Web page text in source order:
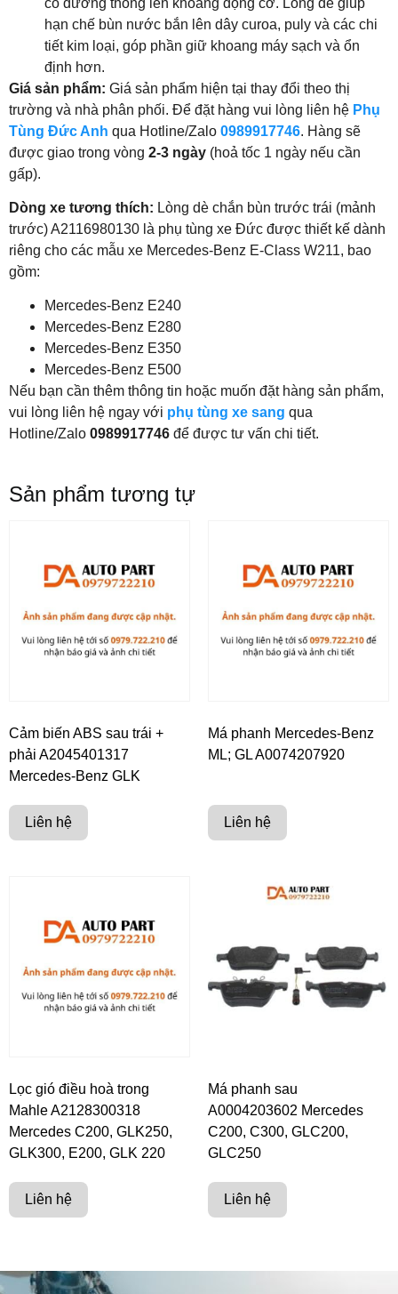
hạn chế bùn nước bắn lên dây curoa, puly và các chi
tiết kim loại, góp phần giữ khoang máy sạch và ổn
định hơn.
Giá sản phẩm: Giá sản phẩm hiện tại thay đổi theo thị
trường và nhà phân phối. Để đặt hàng vui lòng liên hệ Phụ
Tùng Đức Anh qua Hotline/Zalo 0989917746. Hàng sẽ
được giao trong vòng 2-3 ngày (hoả tốc 1 ngày nếu cần
gấp).
Dòng xe tương thích: Lòng dè chắn bùn trước trái (mảnh
trước) A2116980130 là phụ tùng xe Đức được thiết kế dành
riêng cho các mẫu xe Mercedes-Benz E-Class W211, bao
gồm:
Mercedes-Benz E240
Mercedes-Benz E280
Mercedes-Benz E350
Mercedes-Benz E500
Nếu bạn cần thêm thông tin hoặc muốn đặt hàng sản phẩm,
vui lòng liên hệ ngay với phụ tùng xe sang qua
Hotline/Zalo 0989917746 để được tư vấn chi tiết.
Sản phẩm tương tự
Cảm biến ABS sau trái +
phải A2045401317
Mercedes-Benz GLK
Liên hệ
Má phanh Mercedes-Benz
ML; GL A0074207920
Liên hệ
Lọc gió điều hoà trong
Mahle A2128300318
Mercedes C200, GLK250,
GLK300, E200, GLK 220
Liên hệ
Má phanh sau
A0004203602 Mercedes
C200, C300, GLC200,
GLC250
Liên hệ